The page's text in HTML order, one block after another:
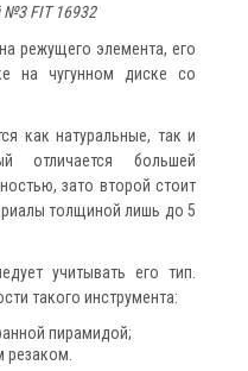
№3 FIT 16932
режущего элемента, его
на чугунном диске со
как натуральные, так и
отличается большей
зато второй стоит
толщиной лишь до 5
учитывать его тип.
такого инструмента:
пирамидой;
резаком.